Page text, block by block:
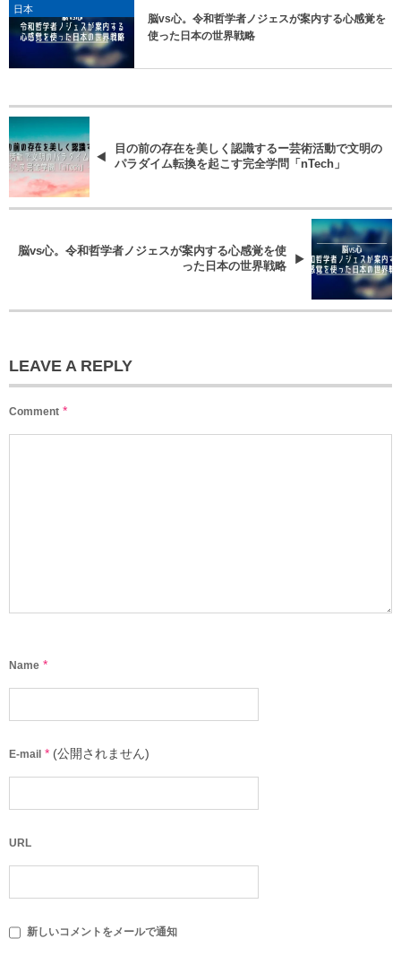
日本
脳vs心。令和哲学者ノジェスが案内する心感覚を
使った日本の世界戦略
目の前の存在を美しく認識するー芸術活動で文明の
パラダイム転換を起こす完全学問「nTech」
脳vs心。令和哲学者ノジェスが案内する心感覚を使
った日本の世界戦略
LEAVE A REPLY
Comment *
Name *
E-mail * (公開されません)
URL
新しいコメントをメールで通知